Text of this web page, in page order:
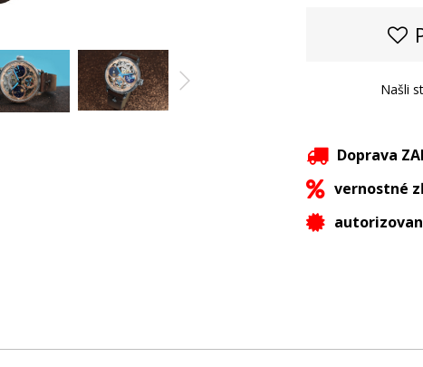
Našli
Doprava
vernostné